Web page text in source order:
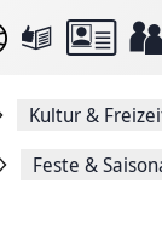
Kultur &
Feste &